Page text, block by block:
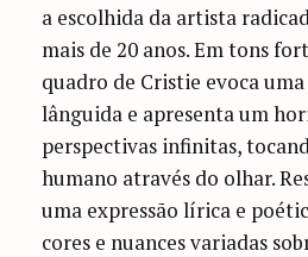
a escolhida da artista
mais de 20 anos. Em tons
quadro de Cristie evoca
lânguida e apresenta um
perspectivas infinitas,
humano através do olhar.
uma expressão lírica e
cores e nuances variadas